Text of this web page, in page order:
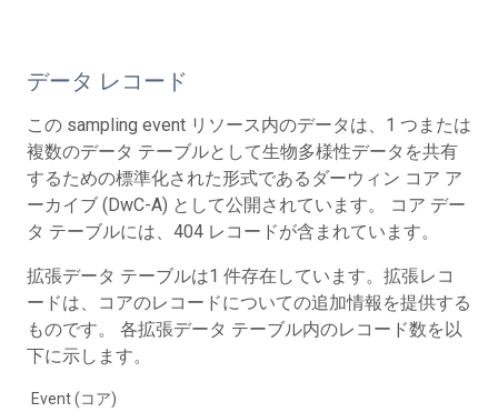
データ レコード
この sampling event リソース内のデータは、1 つまたは
複数のデータ テーブルとして生物多様性データを共有
するための標準化された形式であるダーウィン コア ア
ーカイブ (DwC-A) として公開されています。 コア デー
タ テーブルには、404 レコードが含まれています。
拡張データ テーブルは1 件存在しています。拡張レコ
ードは、コアのレコードについての追加情報を提供する
ものです。 各拡張データ テーブル内のレコード数を以
下に示します。
Event (コア)